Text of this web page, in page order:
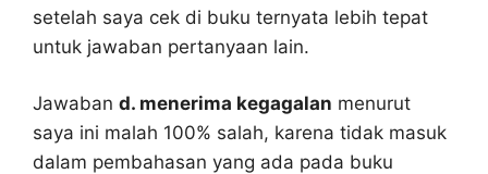
setelah saya cek di buku ternyata lebih tepat
untuk jawaban pertanyaan lain.
Jawaban d. menerima kegagalan menurut
saya ini malah 100% salah, karena tidak masuk
dalam pembahasan yang ada pada buku